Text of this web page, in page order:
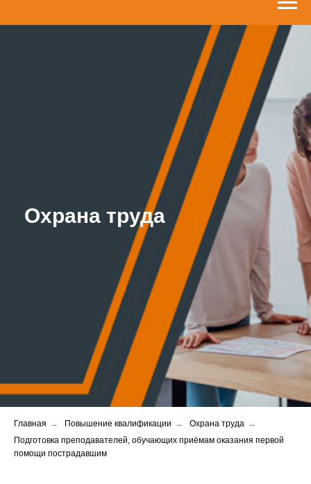
Охрана труда
Главная → Повышение квалификации → Охрана труда →
Подготовка преподавателей, обучающих приёмам оказания первой
помощи пострадавшим